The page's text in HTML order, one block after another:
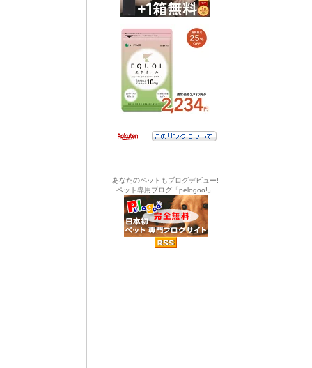
あなたのペットもブログデビュー!
ペット専用ブログ「pelogoo!」